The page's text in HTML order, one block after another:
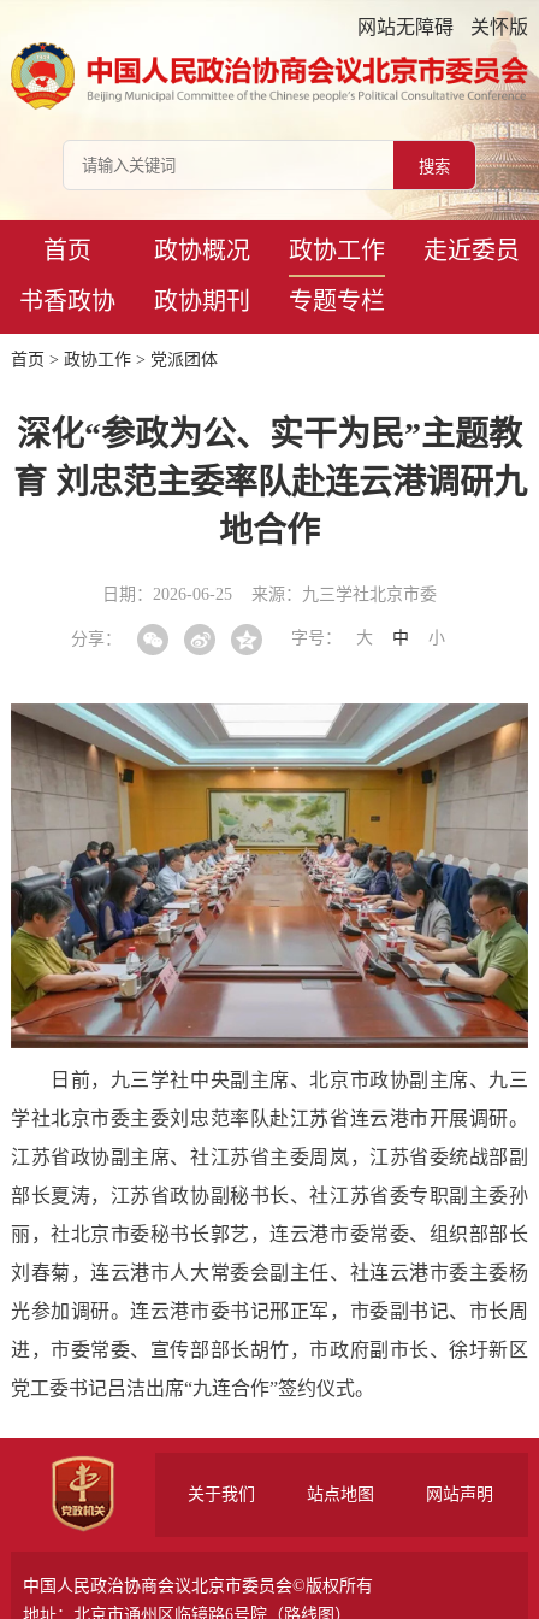
网站无障碍 关怀版
首页 政协概况 政协工作
走近委员
书香政协
政协期刊 专题专栏
首页 > 政协工作> 党派团体
深化“参政为公、实干为民”主题教
育 刘忠范主委率队赴连云港调研九
地合作
日期：2026-06-25 来源：九三学社北京市委
分享： 字号： 大 中 小
日前，九三学社中央副主席、北京市政协副主席、九三
学社北京市委主委刘忠范率队赴江苏省连云港市开展调研。
江苏省政协副主席、社江苏省主委周岚，江苏省委统战部副
部长夏涛，江苏省政协副秘书长、社江苏省委专职副主委孙
丽，社北京市委秘书长郭艺，连云港市委常委、组织部部长
刘春菊，连云港市人大常委会副主任、社连云港市委主委杨
光参加调研。连云港市委书记邢正军，市委副书记、市长周
进，市委常委、宣传部部长胡竹，市政府副市长、徐圩新区
党工委书记吕洁出席“九连合作”签约仪式。
关于我们 站点地图 网站声明
中国人民政治协商会议北京市委员会©版权所有
地址：北京市通州区临镜路6号院（路线图 ）